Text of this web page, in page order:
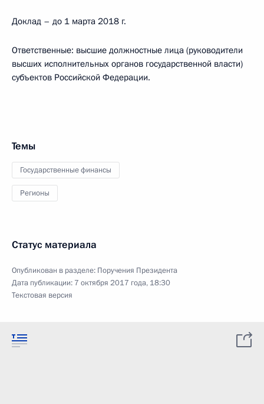
Доклад – до 1 марта 2018 г.
Ответственные: высшие должностные лица (руководители
высших исполнительных органов государственной власти)
субъектов Российской Федерации.
Темы
Государственные финансы
Регионы
Статус материала
Опубликован в разделе: Поручения Президента
Дата публикации: 7 октября 2017 года, 18:30
Текстовая версия